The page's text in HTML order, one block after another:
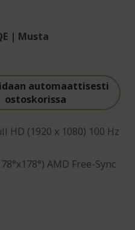
| Musta
automaattisesti
ostoskorissa
HD (1920 x 1080) 100 Hz
AMD Free-Sync